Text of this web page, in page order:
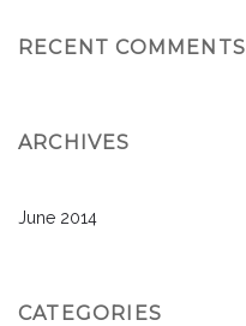
RECENT COMMENTS
ARCHIVES
June 2014
CATEGORIES